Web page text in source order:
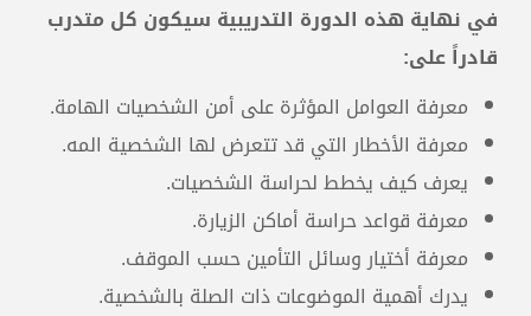
في نهاية هذه الدورة التدريبية سيكون كل متدرب
قادراً على:
معرفة العوامل المؤثرة على أمن الشخصيات الهامة.
معرفة الأخطار التي قد تتعرض لها الشخصية المه.
يعرف كيف يخطط لحراسة الشخصيات.
معرفة قواعد حراسة أماكن الزيارة.
معرفة أختيار وسائل التأمين حسب الموقف.
يدرك أهمية الموضوعات ذات الصلة بالشخصية.